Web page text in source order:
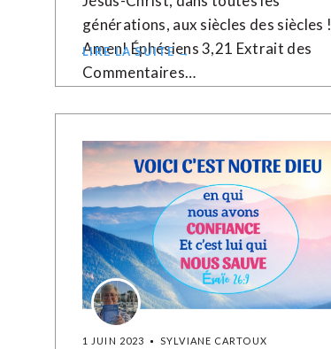
générations, aux siècles des siècles !
Amen! Éphésiens 3,21 Extrait des
Commentaires…
LIRE LA SUITE →
1 JUIN 2023 SYLVIANE CARTOUX